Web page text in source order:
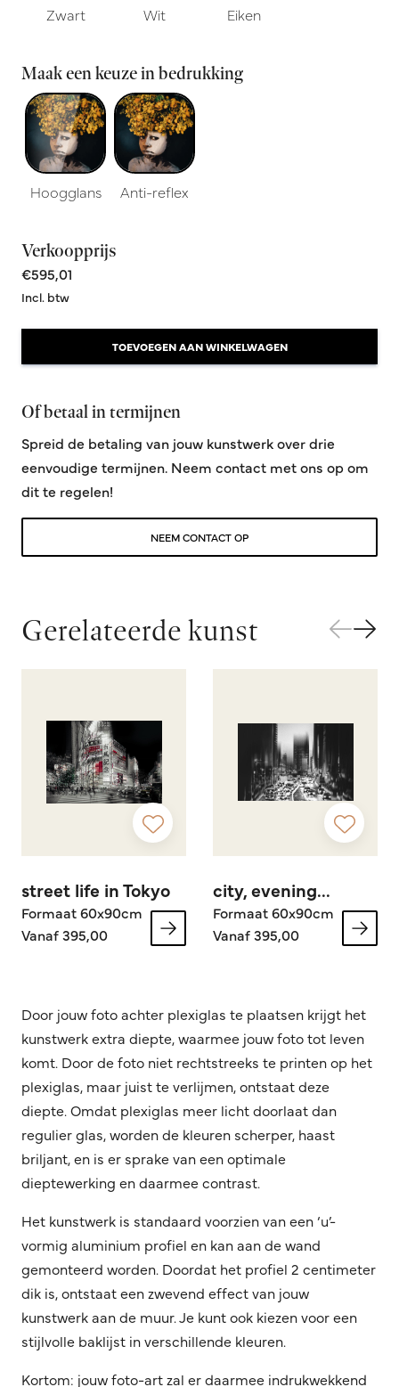
Zwart Wit Eiken
Maak een keuze in bedrukking
Hoogglans Anti-reflex
Verkoopprijs
€595,01
Incl. btw
TOEVOEGEN AAN WINKELWAGEN
Of betaal in termijnen
Spreid de betaling van jouw kunstwerk over drie
eenvoudige termijnen. Neem contact met ons op om
dit te regelen!
NEEM CONTACT OP
Gerelateerde kunst
street life in Tokyo
Formaat 60x90cm
Vanaf 395,00
city, evening...
Formaat 60x90cm
Vanaf 395,00
Door jouw foto achter plexiglas te plaatsen krijgt het
kunstwerk extra diepte, waarmee jouw foto tot leven
komt. Door de foto niet rechtstreeks te printen op het
plexiglas, maar juist te verlijmen, ontstaat deze
diepte. Omdat plexiglas meer licht doorlaat dan
regulier glas, worden de kleuren scherper, haast
briljant, en is er sprake van een optimale
dieptewerking en daarmee contrast.
Het kunstwerk is standaard voorzien van een ‘u’-
vormig aluminium profiel en kan aan de wand
gemonteerd worden. Doordat het profiel 2 centimeter
dik is, ontstaat een zwevend effect van jouw
kunstwerk aan de muur. Je kunt ook kiezen voor een
stijlvolle baklijst in verschillende kleuren.
Kortom: jouw foto-art zal er daarmee indrukwekkend